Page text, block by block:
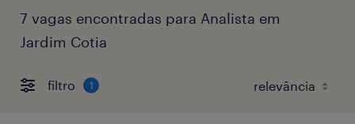
7 vagas encontradas para Analista em
Jardim Cotia
filtro 1